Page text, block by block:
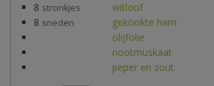
8 stronkjes
witloof
8 sneden
gekookte ham
olijfolie
nootmuskaat
peper en zout